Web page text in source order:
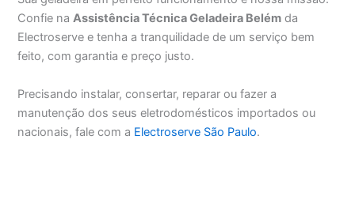
Confie naAssistência Técnica Geladeira Belém da
Electroserve e tenha a tranquilidade de um serviço bem
feito, com garantia e preço justo.
Precisando instalar, consertar, reparar ou fazer a
manutenção dos seus eletrodomésticos importados ou
nacionais, fale com a Electroserve São Paulo.